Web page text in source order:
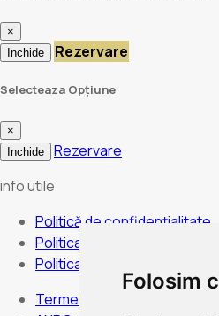
Folosim
×
Inchide
Rezervare
Selecteaza Opțiune
×
Inchide
Rezervare
info utile
Politică de confidențialitate
Politica de anulare
Politica de cookies
Termeni și condiții